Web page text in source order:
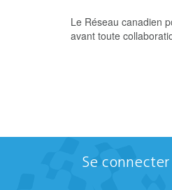
Le Réseau canadien
avant toute
Se connecter